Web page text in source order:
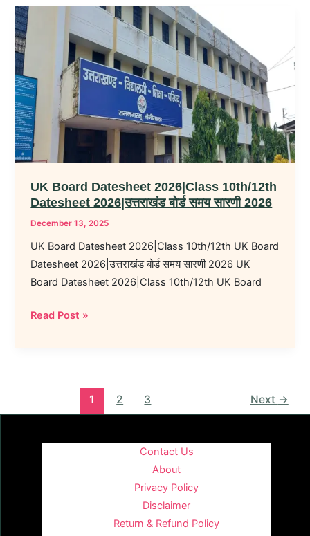
UK Board Datesheet 2026|Class 10th/12th
Datesheet 2026|उत्तराखंड बोर्ड समय सारणी 2026
December 13, 2025
UK Board Datesheet 2026|Class 10th/12th UK Board
Datesheet 2026|उत्तराखंड बोर्ड समय सारणी 2026 UK
Board Datesheet 2026|Class 10th/12th UK Board
Datesheet
2026|Class
10th/12th
Datesheet
2026|
उत्तराखंड
बोर्ड
सारणी
2026
Read Post »
1 2 3 Next →
Contact Us
About
Privacy Policy
Disclaimer
Return & Refund Policy